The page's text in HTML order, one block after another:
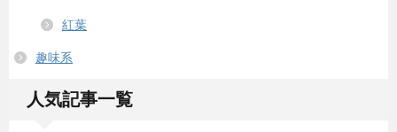
紅葉
趣味系
人気記事一覧